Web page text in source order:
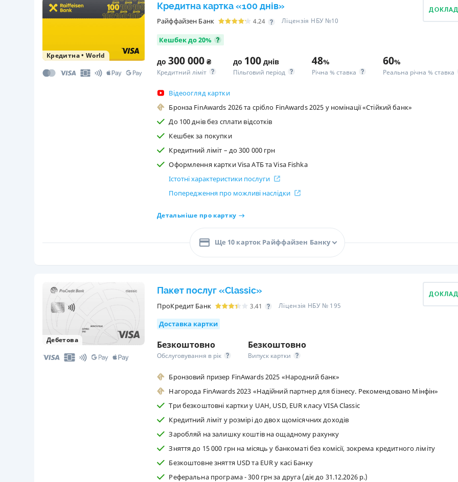
Кредитна картка «100 днів»
Райффайзен Банк 4.24 Ліцензія НБУ №10
Кредитна• World
Кешбек до 20%
до 300 000 ₴
Кредитний ліміт
до 100 днів
Пільговий період
48%
Річна % ставка
60%
Реальна річна % ставка
Відеоогляд картки
Бронза FinAwards 2026 та срібло FinAwards 2025 у номінації «Стійкий банк»
До 100 днів без сплати відсотків
Кешбек за покупки
Кредитний ліміт – до 300 000 грн
Оформлення картки Visa АТБ та Visa Fishka
Істотні характеристики послуги
Попередження про можливі наслідки
Детальніше про картку
Ще 10 карток Райффайзен Банку
Пакет послуг «Classic»
ПроКредит Банк 3.41 Ліцензія НБУ № 195
Дебетова
Доставка картки
Безкоштовно
Обслуговування в рік
Безкоштовно
Випуск картки
Бронзовий призер FinAwards 2025 «Народний банк»
Нагорода FinAwards 2023 «Надійний партнер для бізнесу. Рекомендовано Мінфін»
Три безкоштовні картки у UAH, USD, EUR класу VISA Classic
Кредитний ліміт у розмірі до двох щомісячних доходів
Заробляй на залишку коштів на ощадному рахунку
Зняття до 15 000 грн на місяць у банкоматі без комісії, зокрема кредитного ліміту
Безкоштовне зняття USD та EUR у касі Банку
Реферальна програма - 300 грн за друга (діє до 31.12.2026 р.)